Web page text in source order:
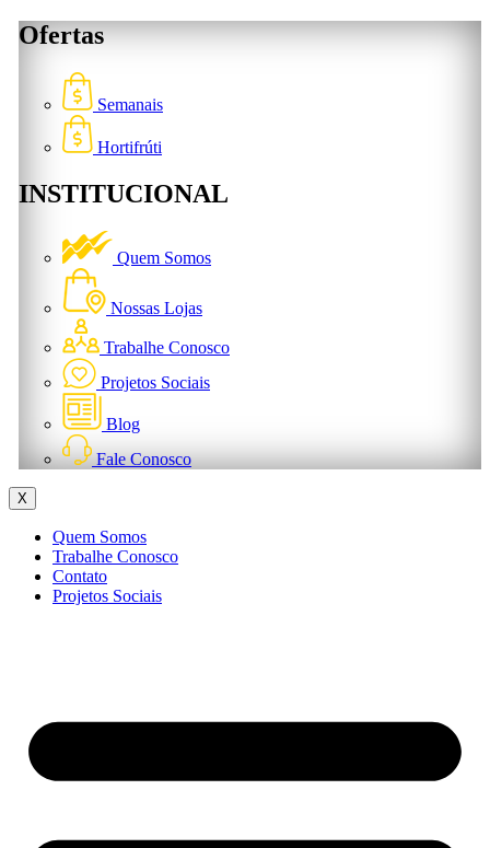
Ofertas
Semanais
Hortifrúti
INSTITUCIONAL
Quem Somos
Nossas Lojas
Trabalhe Conosco
Projetos Sociais
Blog
Fale Conosco
X
Quem Somos
Trabalhe Conosco
Contato
Projetos Sociais